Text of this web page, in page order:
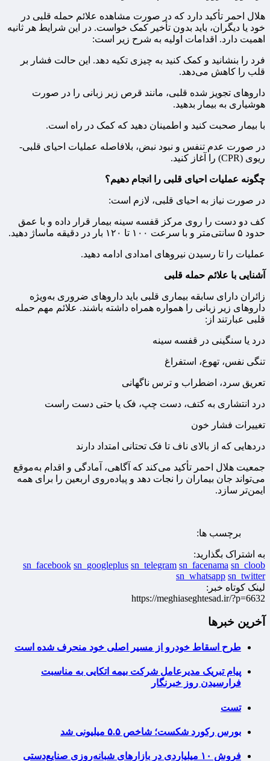
هلال احمر تأکید دارد که در صورت مشاهده علائم حمله قلبی در
خود یا دیگران، باید بدون تأخیر کمک خواست. در این شرایط هر ثانیه
اهمیت دارد. اقدامات اولیه به شرح زیر است:
فرد را بنشانید و کمک کنید به چیزی تکیه دهد. این حالت فشار بر
قلب را کاهش می‌دهد.
داروهای تجویز شده قلبی، مانند قرص زیر زبانی را در صورت
هوشیاری به بیمار بدهید.
با بیمار صحبت کنید و اطمینان دهید که کمک در راه است.
در صورت عدم تنفس و نبود نبض، بلافاصله عملیات احیای قلبی-
ریوی (CPR) را آغاز کنید.
چگونه عملیات احیای قلبی را انجام دهیم؟
در صورت نیاز به احیای قلبی، لازم است:
کف دو دست را روی مرکز قفسه سینه بیمار قرار داده و با عمق
حدود ۵ سانتی‌متر و با سرعت ۱۰۰ تا ۱۲۰ بار در دقیقه ماساژ دهید.
عملیات را تا رسیدن نیروهای امدادی ادامه دهید.
آشنایی با علائم حمله قلبی
زائران دارای سابقه بیماری قلبی باید داروهای ضروری به‌ویژه
داروهای زیر زبانی را همواره همراه داشته باشند. علائم مهم حمله
قلبی عبارتند از:
درد یا سنگینی در قفسه سینه
تنگی نفس، تهوع، استفراغ
تعریق سرد، اضطراب و ترس ناگهانی
درد انتشاری به کتف، دست چپ، فک یا حتی دست راست
تغییرات فشار خون
دردهایی که از بالای ناف تا فک تحتانی امتداد دارند
جمعیت هلال احمر تأکید می‌کند که آگاهی، آمادگی و اقدام به‌موقع
می‌تواند جان بیماران را نجات دهد و پیاده‌روی اربعین را برای همه
ایمن‌تر سازد.
برچسب ها:
به اشتراک بگذارید:
sn_facebook sn_googleplus sn_telegram sn_facenama sn_cloob
sn_whatsapp sn_twitter
لینک کوتاه خبر:
https://meghiaseghtesad.ir/?p=6632
آخرین خبرها
طرح اسقاط خودرو از مسیر اصلی خود منحرف شده است
پیام تبریک مدیرعامل شرکت بیمه اتکایی به مناسبت
فرارسیدن روز خبرنگار
تست
بورس رکورد شکست؛ شاخص ۵.۵ میلیونی شد
فروش ۱۰ میلیاردی در بازارهای شبانه‌روزی صنایع‌دستی